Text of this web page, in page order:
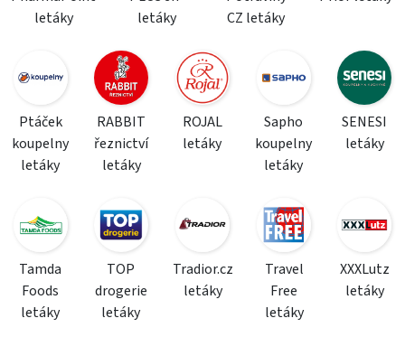
letáky
letáky
CZ letáky
Ptáček
koupelny
letáky
RABBIT
řeznictví
letáky
ROJAL
letáky
Sapho
koupelny
letáky
SENESI
letáky
Tamda
Foods
letáky
TOP
drogerie
letáky
Tradior.cz
letáky
Travel
Free
letáky
XXXLutz
letáky